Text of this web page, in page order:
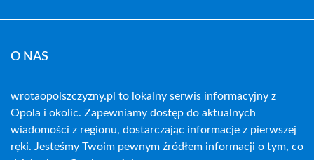
O NAS
wrotaopolszczyzny.pl to lokalny serwis informacyjny z
Opola i okolic. Zapewniamy dostęp do aktualnych
wiadomości z regionu, dostarczając informacje z pierwszej
ręki. Jesteśmy Twoim pewnym źródłem informacji o tym, co